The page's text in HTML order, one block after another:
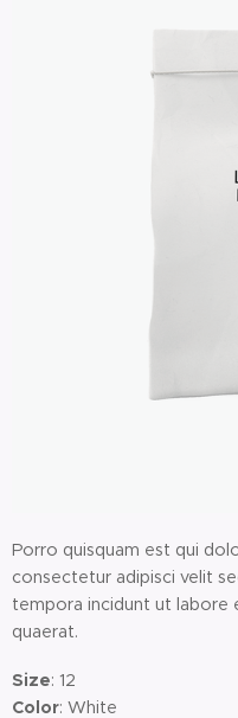
Porro quisquam est qui
consectetur adipisci velit
tempora incidunt ut labore
quaerat.
Size: 12
Color: White